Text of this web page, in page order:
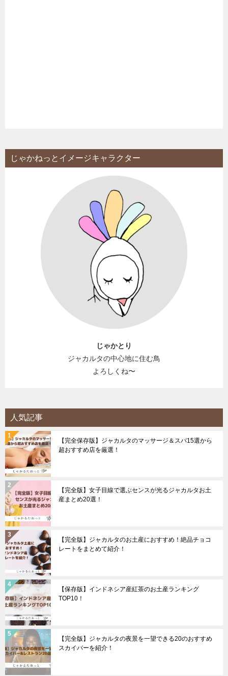
じゃかねっとイメージキャラクター
じゃかとり
ジャカルタの中心地に住む鳥
よろしくね〜
人気記事
【完全保存版】ジャカルタのマッサージ＆スパ15選から
超おすすめ店を厳選！
【完全版】女子目線で選ぶセンスが光るジャカルタお土
産まとめ20選！
【完全版】ジャカルタのお土産におすすめ！絶品チョコ
レートをまとめて紹介！
【保存版】インドネシア産紅茶のお土産ランキング
TOP10！
【完全版】ジャカルタの夜景を一望できる20のおすすめ
スカイバーを紹介！